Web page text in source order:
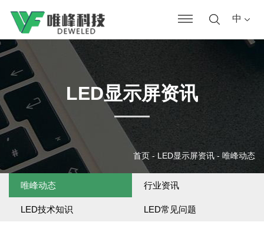
中
LED显示屏资讯
首页 - LED显示屏资讯 - 唯峰动态
唯峰动态 行业资讯
LED技术知识 LED常见问题